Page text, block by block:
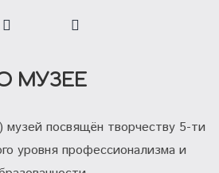
МУЗЕЕ
посвящён творчеству 5-ти
уровня профессионализма и